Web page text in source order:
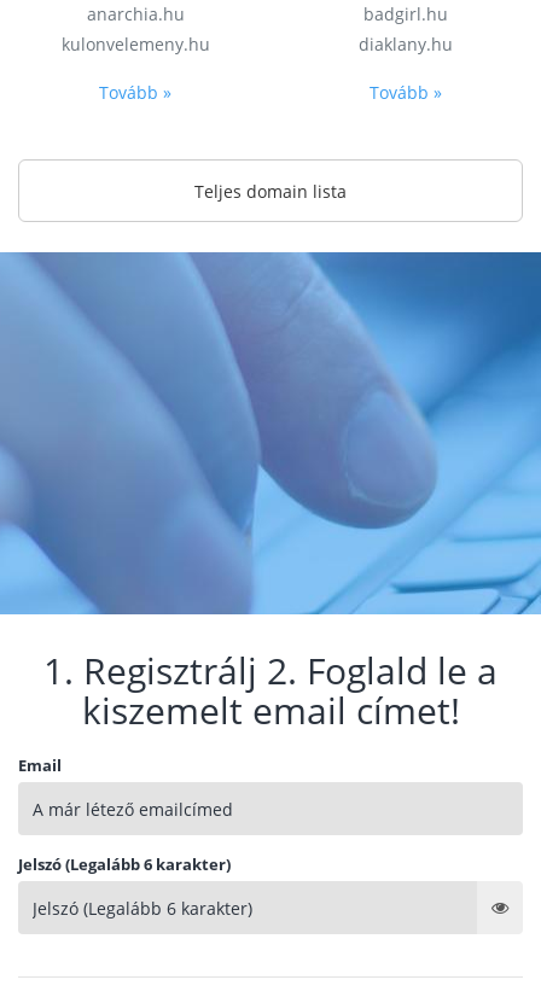
anarchia.hu
kulonvelemeny.hu
Tovább »
badgirl.hu
diaklany.hu
Tovább »
Teljes domain lista
1. Regisztrálj 2. Foglald le a
kiszemelt email címet!
Email
Jelszó (Legalább 6 karakter)